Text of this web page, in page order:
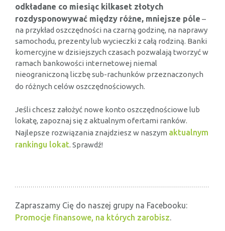
odkładane co miesiąc kilkaset złotych
rozdysponowywać między różne, mniejsze póle –
na przykład oszczędności na czarną godzinę, na naprawy
samochodu, prezenty lub wycieczki z całą rodziną. Banki
komercyjne w dzisiejszych czasach pozwalają tworzyć w
ramach bankowości internetowej niemal
nieograniczoną liczbę sub-rachunków przeznaczonych
do różnych celów oszczędnościowych.
Jeśli chcesz założyć nowe konto oszczędnościowe lub
lokatę, zapoznaj się z aktualnym ofertami ranków.
Najlepsze rozwiązania znajdziesz w naszym aktualnym
rankingu lokat. Sprawdź!
Zapraszamy Cię do naszej grupy na Facebooku:
Promocje finansowe, na których zarobisz.